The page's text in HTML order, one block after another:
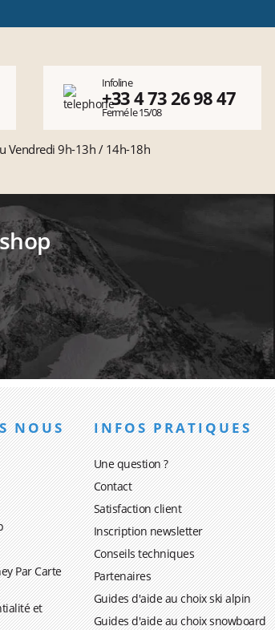
Infoline
+33 4 73 26 98 47
Fermé le 15/08
Vendredi 9h-13h / 14h-18h
NOUS
Par Carte
et
INFOS PRATIQUES
Une question ?
Contact
Satisfaction client
Inscription newsletter
Conseils techniques
Partenaires
Guides d'aide au choix ski alpin
Guides d'aide au choix snowboard